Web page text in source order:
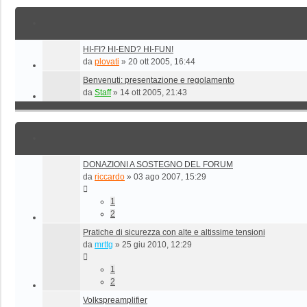
HI-FI? HI-END? HI-FUN!
da plovati » 20 ott 2005, 16:44
Benvenuti: presentazione e regolamento
da Staff» 14 ott 2005, 21:43
DONAZIONI A SOSTEGNO DEL FORUM
da riccardo » 03 ago 2007, 15:29
1
2
Pratiche di sicurezza con alte e altissime tensioni
da mrttg » 25 giu 2010, 12:29
1
2
Volkspreamplifier